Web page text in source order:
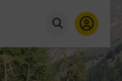
Cliquer